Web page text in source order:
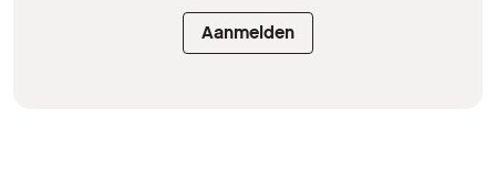
Aanmelden